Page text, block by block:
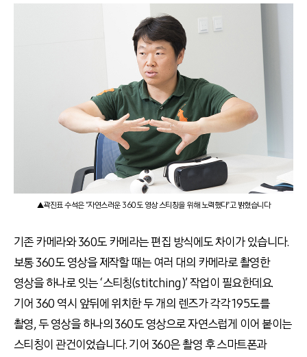
▲곽진표 수석은 "자연스러운 360도 영상 스티칭을 위해 노력했다"고 밝혔습니다
기존 카메라와 360도 카메라는 편집 방식에도 차이가 있습니다.
보통 360도 영상을 제작할 때는 여러 대의 카메라로 촬영한
영상을 하나로 잇는 ‘스티칭(stitching)’ 작업이 필요한데요.
기어 360 역시 앞뒤에 위치한 두 개의 렌즈가 각각 195도를
촬영, 두 영상을 하나의 360도 영상으로 자연스럽게 이어 붙이는
스티칭이 관건이었습니다. 기어 360은 촬영 후 스마트폰과